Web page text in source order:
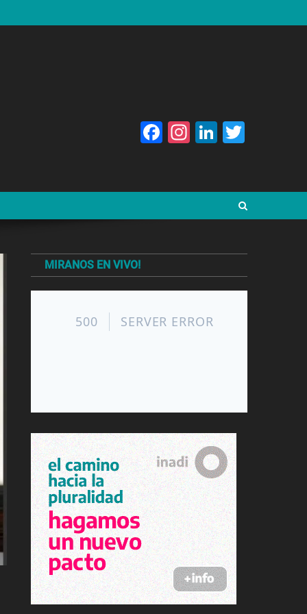
Facebook
Instagram
LinkedIn
MIRANOS EN VIVO!